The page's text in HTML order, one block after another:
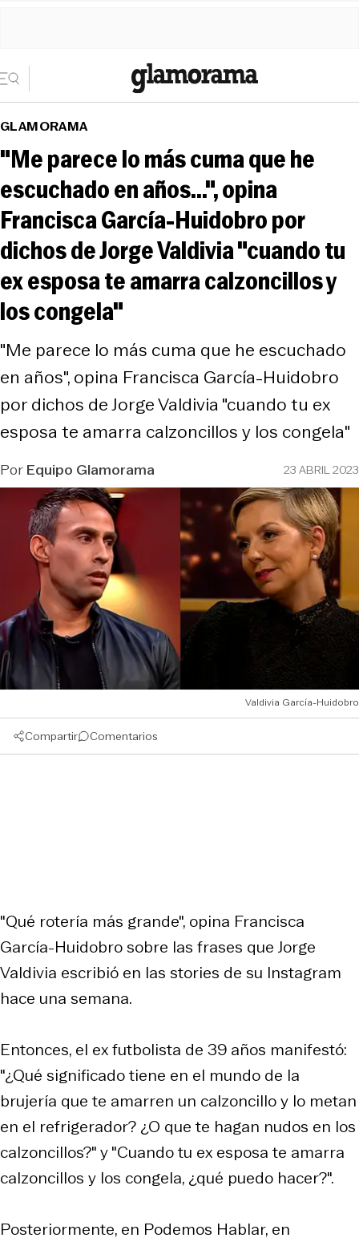
GLAMORAMA
"Me parece lo más cuma que he
escuchado en años...", opina
Francisca García-Huidobro por
dichos de Jorge Valdivia "cuando tu
ex esposa te amarra calzoncillos y
los congela"
"Me parece lo más cuma que he escuchado
en años", opina Francisca García-Huidobro
por dichos de Jorge Valdivia "cuando tu ex
esposa te amarra calzoncillos y los congela"
PorEquipo Glamorama 23 ABRIL 2023
Valdivia García-Huidobro
Compartir Comentarios
"Qué rotería más grande", opina Francisca
García-Huidobro sobre las frases que Jorge
Valdivia escribió en las stories de su Instagram
hace una semana.
Entonces, el ex futbolista de 39 años manifestó:
"¿Qué significado tiene en el mundo de la
brujería que te amarren un calzoncillo y lo metan
en el refrigerador? ¿O que te hagan nudos en los
calzoncillos?" y "Cuando tu ex esposa te amarra
calzoncillos y los congela, ¿qué puedo hacer?".
Posteriormente, en Podemos Hablar, en